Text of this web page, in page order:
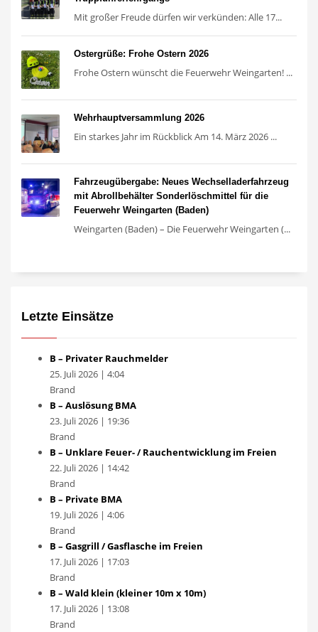
Mit großer Freude dürfen wir verkünden: Alle 17...
Ostergrüße: Frohe Ostern 2026
Frohe Ostern wünscht die Feuerwehr Weingarten! ...
Wehrhauptversammlung 2026
Ein starkes Jahr im Rückblick Am 14. März 2026 ...
Fahrzeugübergabe: Neues Wechselladerfahrzeug
mit Abrollbehälter Sonderlöschmittel für die
Feuerwehr Weingarten (Baden)
Weingarten (Baden) – Die Feuerwehr Weingarten (...
Letzte Einsätze
B – Privater Rauchmelder
25. Juli 2026 | 4:04
Brand
B – Auslösung BMA
23. Juli 2026 | 19:36
Brand
B – Unklare Feuer- / Rauchentwicklung im Freien
22. Juli 2026 | 14:42
Brand
B – Private BMA
19. Juli 2026 | 4:06
Brand
B – Gasgrill / Gasflasche im Freien
17. Juli 2026 | 17:03
Brand
B – Wald klein (kleiner 10m x 10m)
17. Juli 2026 | 13:08
Brand